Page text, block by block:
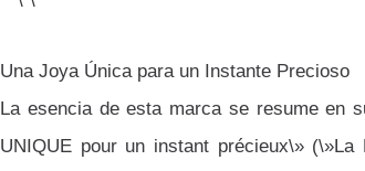
Una Joya Única para un Instante Precioso
La esencia de esta marca se resume en
UNIQUE pour un instant précieux\»